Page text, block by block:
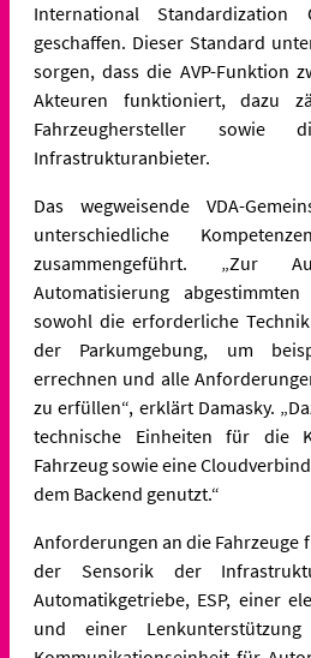
International Standardization
geschaffen. Dieser Standard
sorgen, dass die AVP-Funktion
Akteuren funktioniert, dazu
Fahrzeughersteller sowie
Infrastrukturanbieter.
Das wegweisende VDA-
unterschiedliche
zusammengeführt. „Zur
Automatisierung
sowohl die erforderliche
der Parkumgebung, um
errechnen und alle
zu erfüllen“, erklärt Damasky.
technische Einheiten für die
Fahrzeug sowie eine
dem Backend genutzt.“
Anforderungen an die Fahrzeuge
der Sensorik der
Automatikgetriebe, ESP, einer
und einer